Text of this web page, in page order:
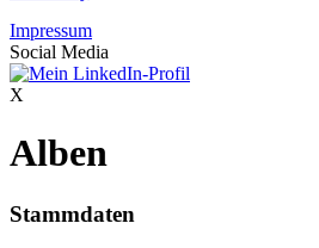
Impressum
Social Media
X
Alben
Stammdaten